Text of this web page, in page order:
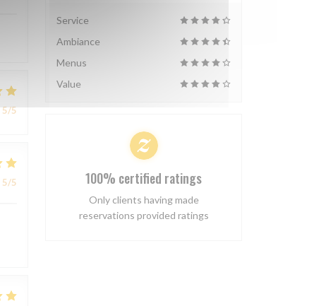
5/5
5/5
Service
Ambiance
Menus
Value
100% certified ratings
Only clients having made
reservations provided ratings